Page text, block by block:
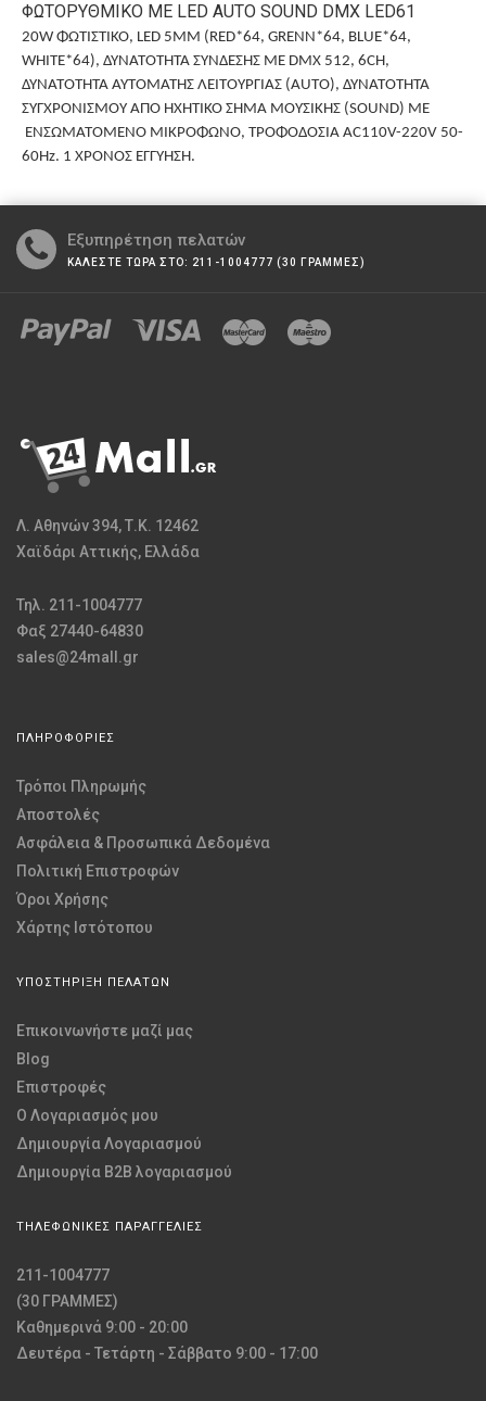
ΦΩΤΟΡΥΘΜΙΚΟ ΜΕ LED AUTO SOUND DMX LED61
20W ΦΩΤΙΣΤΙΚΟ, LED 5MM (RED*64, GRENN*64, BLUE*64,
WHITE*64), ΔΥΝΑΤΟΤΗΤΑ ΣΥΝΔΕΣΗΣ ΜΕ DMX 512, 6CH,
ΔΥΝΑΤΟΤΗΤΑ ΑΥΤΟΜΑΤΗΣ ΛΕΙΤΟΥΡΓΙΑΣ (AUTO), ΔΥΝΑΤΟΤΗΤΑ
ΣΥΓΧΡΟΝΙΣΜΟΥ ΑΠΟ ΗΧΗΤΙΚΟ ΣΗΜΑ ΜΟΥΣΙΚΗΣ (SOUND) ΜΕ
ΕΝΣΩΜΑΤΟΜΕΝΟ ΜΙΚΡΟΦΩΝΟ, ΤΡΟΦΟΔΟΣΙΑ AC110V-220V 50-
60Hz. 1 ΧΡΟΝΟΣ ΕΓΓΥΗΣΗ.
Εξυπηρέτηση πελατών
ΚΑΛΕΣΤΕ ΤΩΡΑ ΣΤΟ: 211-1004777 (30 ΓΡΑΜΜΕΣ)
Λ. Αθηνών 394, Τ.Κ. 12462
Χαϊδάρι Αττικής, Ελλάδα
Τηλ. 211-1004777
Φαξ 27440-64830
sales@24mall.gr
ΠΛΗΡΟΦΟΡΙΕΣ
Τρόποι Πληρωμής
Αποστολές
Ασφάλεια & Προσωπικά Δεδομένα
Πολιτική Επιστροφών
Όροι Χρήσης
Χάρτης Ιστότοπου
ΥΠΟΣΤΗΡΙΞΗ ΠΕΛΑΤΩΝ
Επικοινωνήστε μαζί μας
Blog
Επιστροφές
O Λογαριασμός μου
Δημιουργία Λογαριασμού
Δημιουργία B2B λογαριασμού
ΤΗΛΕΦΩΝΙΚΕΣ ΠΑΡΑΓΓΕΛΙΕΣ
211-1004777
(30 ΓΡΑΜΜΕΣ)
Καθημερινά 9:00 - 20:00
Δευτέρα - Τετάρτη - Σάββατο 9:00 - 17:00